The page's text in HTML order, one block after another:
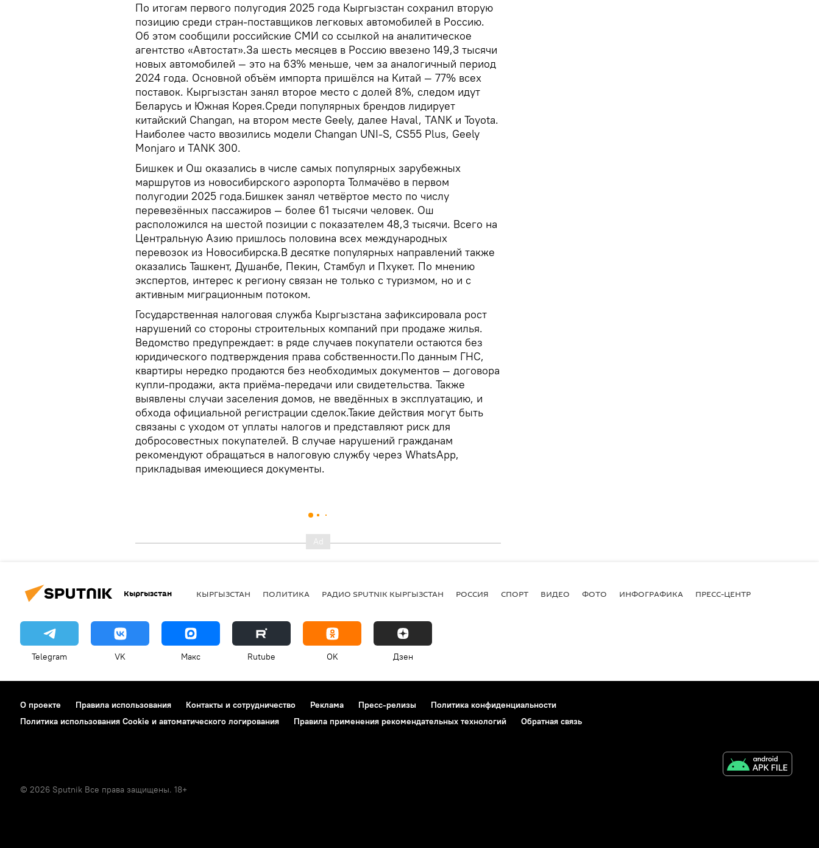
По итогам первого полугодия 2025 года Кыргызстан сохранил вторую
позицию среди стран-поставщиков легковых автомобилей в Россию.
Об этом сообщили российские СМИ со ссылкой на аналитическое
агентство «Автостат».За шесть месяцев в Россию ввезено 149,3 тысячи
новых автомобилей — это на 63% меньше, чем за аналогичный период
2024 года. Основной объём импорта пришёлся на Китай — 77% всех
поставок. Кыргызстан занял второе место с долей 8%, следом идут
Беларусь и Южная Корея.Среди популярных брендов лидирует
китайский Changan, на втором месте Geely, далее Haval, TANK и Toyota.
Наиболее часто ввозились модели Changan UNI-S, CS55 Plus, Geely
Monjaro и TANK 300.
Бишкек и Ош оказались в числе самых популярных зарубежных
маршрутов из новосибирского аэропорта Толмачёво в первом
полугодии 2025 года.Бишкек занял четвёртое место по числу
перевезённых пассажиров — более 61 тысячи человек. Ош
расположился на шестой позиции с показателем 48,3 тысячи. Всего на
Центральную Азию пришлось половина всех международных
перевозок из Новосибирска.В десятке популярных направлений также
оказались Ташкент, Душанбе, Пекин, Стамбул и Пхукет. По мнению
экспертов, интерес к региону связан не только с туризмом, но и с
активным миграционным потоком.
Государственная налоговая служба Кыргызстана зафиксировала рост
нарушений со стороны строительных компаний при продаже жилья.
Ведомство предупреждает: в ряде случаев покупатели остаются без
юридического подтверждения права собственности.По данным ГНС,
квартиры нередко продаются без необходимых документов — договора
купли-продажи, акта приёма-передачи или свидетельства. Также
выявлены случаи заселения домов, не введённых в эксплуатацию, и
обхода официальной регистрации сделок.Такие действия могут быть
связаны с уходом от уплаты налогов и представляют риск для
добросовестных покупателей. В случае нарушений гражданам
рекомендуют обращаться в налоговую службу через WhatsApp,
прикладывая имеющиеся документы.
Кыргызстан КЫРГЫЗСТАН ПОЛИТИКА РАДИО SPUTNIK КЫРГЫЗСТАН РОССИЯ СПОРТ ВИДЕО ФОТО ИНФОГРАФИКА ПРЕСС-ЦЕНТР
Telegram VK Макс Rutube OK Дзен
О проекте Правила использования Контакты и сотрудничество Реклама Пресс-релизы
Политика конфиденциальности
Политика использования Cookie и автоматического логирования
Правила применения рекомендательных технологий Обратная связь
© 2026 Sputnik Все права защищены. 18+